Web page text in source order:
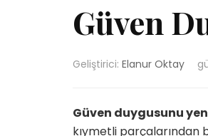
Güven
Geliştirici: Elanur Oktay
Güven duygusunu
kıymetli parçalarından